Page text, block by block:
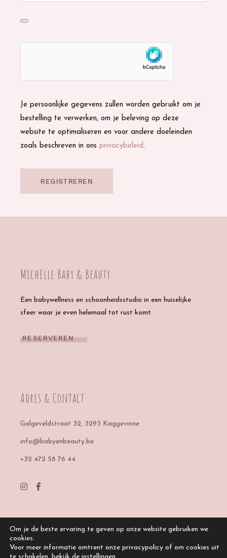
Je persoonlijke gegevens zullen worden gebruikt om je
bestelling te verwerken, om je beleving op deze
website te optimaliseren en voor andere doeleinden
zoals beschreven in onsprivacybeleid.
REGISTREREN
Michèlle Baby & Beauty
Een babywellness en schoonheidsstudio in een huiselijke
sfeer waar je even helemaal tot rust komt.
RESERVEREN
Adres & Contact
Galgeveldstraat 32, 3293 Kaggevinne
info@babyenbeauty.be
+32 472 58 76 44
Om je de beste ervaring te geven op onze website gebruiken we
cookies.
Voor meer informatie omtrent onze privacypolicy of om cookies uit